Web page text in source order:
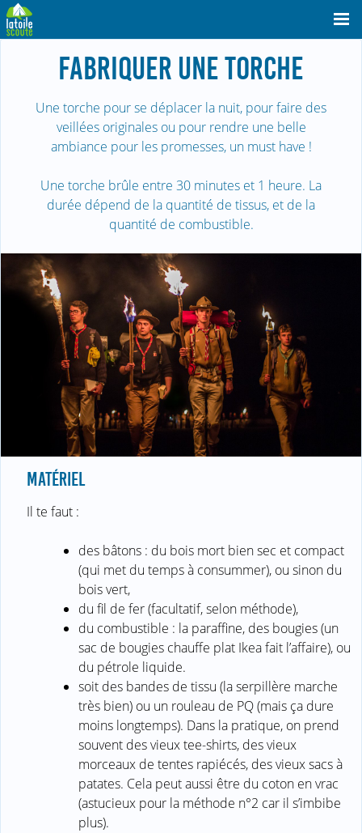
FABRIQUER UNE TORCHE
Une torche pour se déplacer la nuit, pour faire des
veillées originales ou pour rendre une belle
ambiance pour les promesses, un must have !
Une torche brûle entre 30 minutes et 1 heure. La
durée dépend de la quantité de tissus, et de la
quantité de combustible.
MATÉRIEL
Il te faut :
des bâtons : du bois mort bien sec et compact
(qui met du temps à consummer), ou sinon du
bois vert,
du fil de fer (facultatif, selon méthode),
du combustible : la paraffine, des bougies (un
sac de bougies chauffe plat Ikea fait l’affaire), ou
du pétrole liquide.
soit des bandes de tissu (la serpillère marche
très bien) ou un rouleau de PQ (mais ça dure
moins longtemps). Dans la pratique, on prend
souvent des vieux tee-shirts, des vieux
morceaux de tentes rapiécés, des vieux sacs à
patates. Cela peut aussi être du coton en vrac
(astucieux pour la méthode n°2 car il s’imbibe
plus).